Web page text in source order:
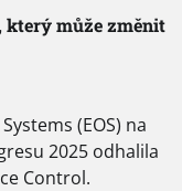
který může změnit
(EOS) na
2025 odhalila
Control.